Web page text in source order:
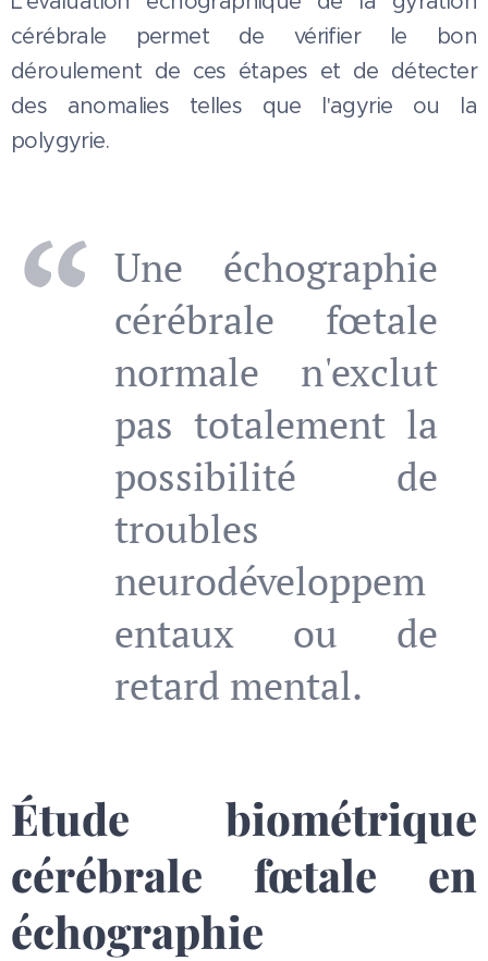
cérébrale permet de vérifier le bon
déroulement de ces étapes et de détecter
des anomalies telles que l'agyrie ou la
polygyrie.
Une échographie
cérébrale fœtale
normale n'exclut
pas totalement la
possibilité de
troubles
neurodéveloppem
entaux ou de
retard mental.
Étude biométrique
cérébrale fœtale en
échographie